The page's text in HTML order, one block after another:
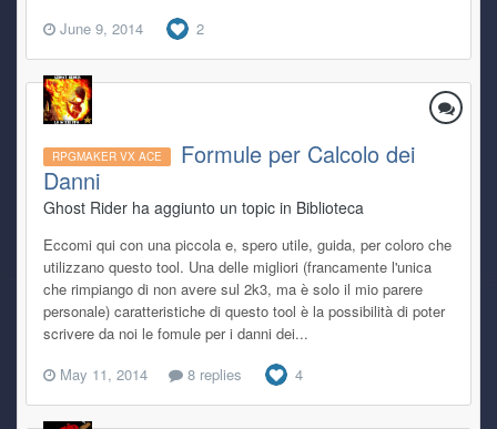
June 9, 2014
2
RPGMAKER VX ACE
Formule per Calcolo dei
Danni
Ghost Rider ha aggiunto un topic in Biblioteca
Eccomi qui con una piccola e, spero utile, guida, per coloro che
utilizzano questo tool. Una delle migliori (francamente l'unica
che rimpiango di non avere sul 2k3, ma è solo il mio parere
personale) caratteristiche di questo tool è la possibilità di poter
scrivere da noi le fomule per i danni dei...
May 11, 2014
8 replies 4